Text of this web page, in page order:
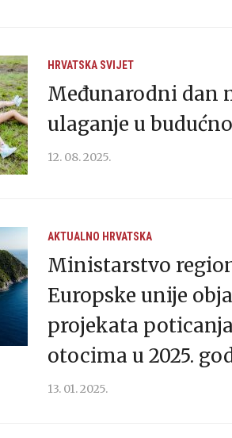
HRVATSKA SVIJET
Međunarodni dan
ulaganje u
12. 08. 2025.
AKTUALNO HRVATSKA
Ministarstvo
Europske unije
projekata
otocima u 2025.
13. 01. 2025.